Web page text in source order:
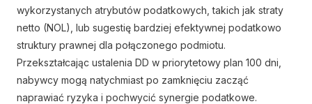
wykorzystanych atrybutów podatkowych, takich jak straty
netto (NOL), lub sugestię bardziej efektywnej podatkowo
struktury prawnej dla połączonego podmiotu.
Przekształcając ustalenia DD w priorytetowy plan 100 dni,
nabywcy mogą natychmiast po zamknięciu zacząć
naprawiać ryzyka i pochwycić synergie podatkowe.